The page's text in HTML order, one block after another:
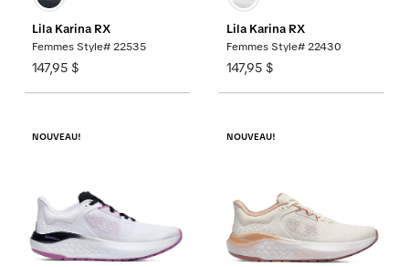
Lila Karina RX
Femmes Style# 22535
147,95 $
Lila Karina RX
Femmes Style# 22430
147,95 $
NOUVEAU! NOUVEAU!